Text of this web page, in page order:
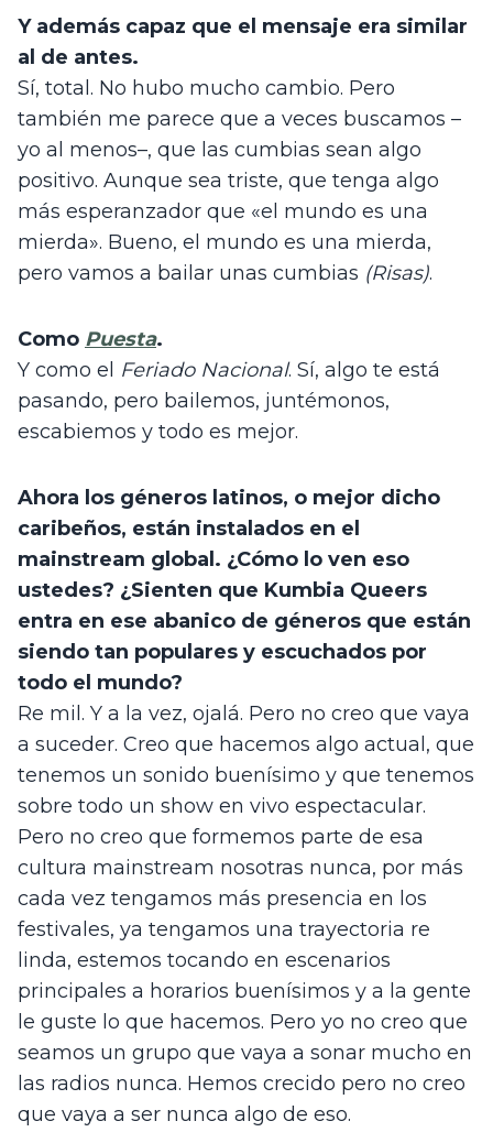
Y además capaz que el mensaje era similar
al de antes.
Sí, total. No hubo mucho cambio. Pero
también me parece que a veces buscamos –
yo al menos–, que las cumbias sean algo
positivo. Aunque sea triste, que tenga algo
más esperanzador que «el mundo es una
mierda». Bueno, el mundo es una mierda,
pero vamos a bailar unas cumbias (Risas).
Como Puesta.
Y como el Feriado Nacional. Sí, algo te está
pasando, pero bailemos, juntémonos,
escabiemos y todo es mejor.
Ahora los géneros latinos, o mejor dicho
caribeños, están instalados en el
mainstream global. ¿Cómo lo ven eso
ustedes? ¿Sienten que Kumbia Queers
entra en ese abanico de géneros que están
siendo tan populares y escuchados por
todo el mundo?
Re mil. Y a la vez, ojalá. Pero no creo que vaya
a suceder. Creo que hacemos algo actual, que
tenemos un sonido buenísimo y que tenemos
sobre todo un show en vivo espectacular.
Pero no creo que formemos parte de esa
cultura mainstream nosotras nunca, por más
cada vez tengamos más presencia en los
festivales, ya tengamos una trayectoria re
linda, estemos tocando en escenarios
principales a horarios buenísimos y a la gente
le guste lo que hacemos. Pero yo no creo que
seamos un grupo que vaya a sonar mucho en
las radios nunca. Hemos crecido pero no creo
que vaya a ser nunca algo de eso.